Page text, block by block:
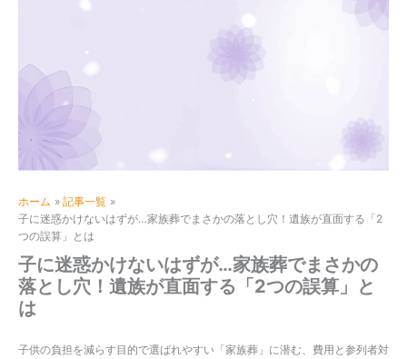
ホーム
記事一覧
子に迷惑かけないはずが…家族葬でまさかの落とし穴！遺族が直面する「2
つの誤算」とは
子に迷惑かけないはずが…家族葬でまさかの
落とし穴！遺族が直面する「2つの誤算」と
は
子供の負担を減らす目的で選ばれやすい「家族葬」に潜む、費用と参列者対